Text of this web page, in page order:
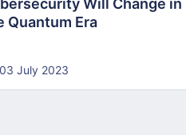
Will Change in
Quantum Era
03 July 2023